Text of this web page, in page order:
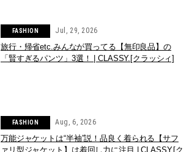
FASHION Jul, 29, 2026
旅行・帰省etc.みんなが買ってる【無印良品】の
「賢すぎるパンツ」3選！ | CLASSY.[クラッシィ]
FASHION Aug, 6, 2026
万能ジャケットは“半袖”説！品良く着られる【サフ
ァリ型ジャケット】は着回し力に注目 | CLASSY.[ク